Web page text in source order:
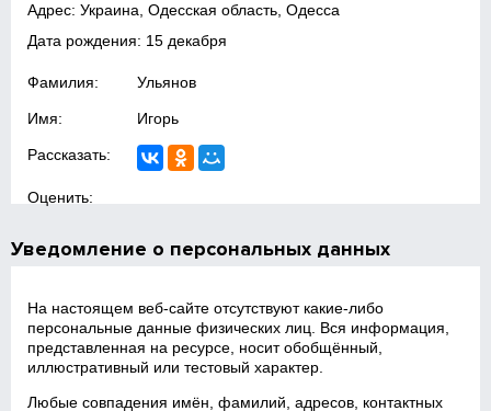
Адрес: Украина, Одесская область, Одесса
Дата рождения: 15 декабря
Фамилия: Ульянов
Имя: Игорь
Рассказать:
Оценить:
Уведомление о персональных данных
На настоящем веб‑сайте отсутствуют какие‑либо
персональные данные физических лиц. Вся информация,
представленная на ресурсе, носит обобщённый,
иллюстративный или тестовый характер.
Любые совпадения имён, фамилий, адресов, контактных